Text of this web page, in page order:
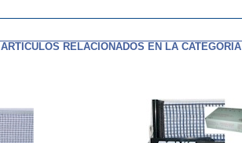
ARTICULOS RELACIONADOS EN LA CATEGORIA